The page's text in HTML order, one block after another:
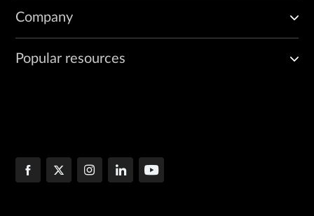
Company
Popular resources